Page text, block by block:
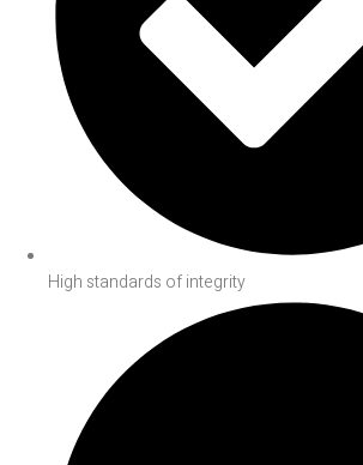
High standards of integrity